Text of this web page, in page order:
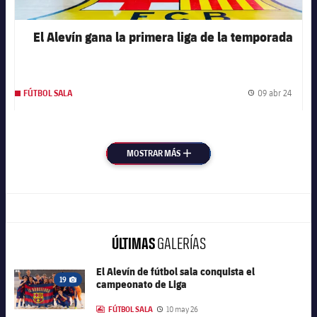
El Alevín gana la primera liga de la temporada
FÚTBOL SALA Fecha
09 abr 24
MOSTRAR MÁS MÁS
ÚLTIMASGALERÍAS
FC Barcelona club badge
19
Icono de cámara
El Alevín de fútbol sala conquista el
campeonato de Liga
LABEL.ARIA.GALLERY
FÚTBOL SALA Fecha de publicación
10 may 26